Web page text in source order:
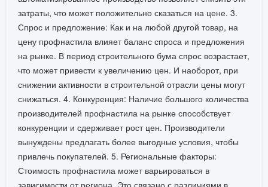
затраты, что может положительно сказаться на цене. 3.
Спрос и предложение: Как и на любой другой товар, на
цену профнастила влияет баланс спроса и предложения
на рынке. В период строительного бума спрос возрастает,
что может привести к увеличению цен. И наоборот, при
снижении активности в строительной отрасли цены могут
снижаться. 4. Конкуренция: Наличие большого количества
производителей профнастила на рынке способствует
конкуренции и сдерживает рост цен. Производители
вынуждены предлагать более выгодные условия, чтобы
привлечь покупателей. 5. Региональные факторы:
Стоимость профнастила может варьироваться в